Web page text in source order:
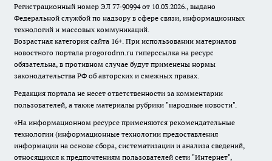
Регистрационный номер ЭЛ 77-90994 от 10.03.2026., выдано
Федеральной службой по надзору в сфере связи, информационных
технологий и массовых коммуникаций.
Возрастная категория сайта 16+. При использовании материалов
новостного портала progorodnn.ru гиперссылка на ресурс
обязательна, в противном случае будут применены нормы
законодательства РФ об авторских и смежных правах.
Редакция портала не несет ответственности за комментарии
пользователей, а также материалы рубрики "народные новости".
«На информационном ресурсе применяются рекомендательные
технологии (информационные технологии предоставления
информации на основе сбора, систематизации и анализа сведений,
относящихся к предпочтениям пользователей сети "Интернет",